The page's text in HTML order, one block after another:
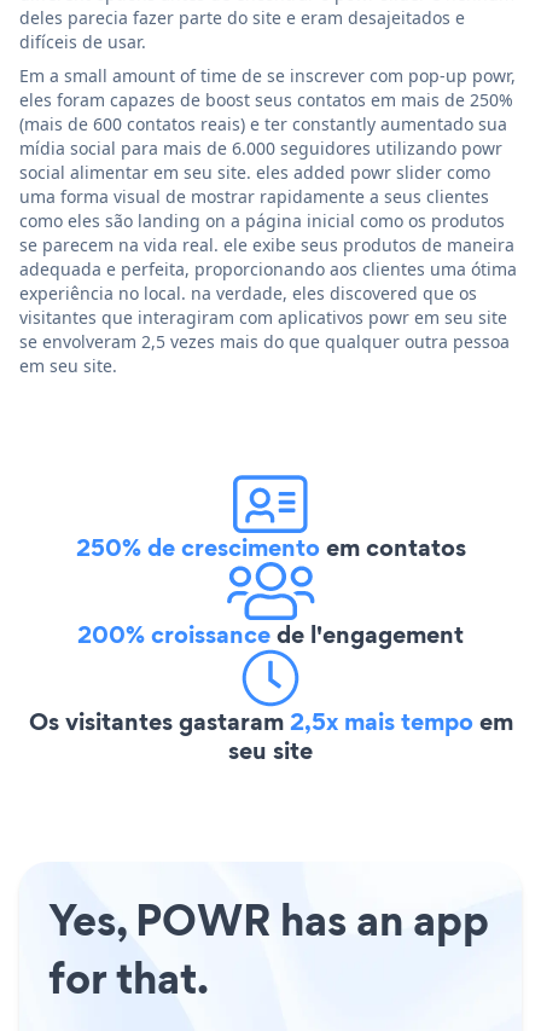
deles parecia fazer parte do site e eram desajeitados e
difíceis de usar.
Em a small amount of time de se inscrever com pop-up powr,
eles foram capazes de boost seus contatos em mais de 250%
(mais de 600 contatos reais) e ter constantly aumentado sua
mídia social para mais de 6.000 seguidores utilizando powr
social alimentar em seu site. eles added powr slider como
uma forma visual de mostrar rapidamente a seus clientes
como eles são landing on a página inicial como os produtos
se parecem na vida real. ele exibe seus produtos de maneira
adequada e perfeita, proporcionando aos clientes uma ótima
experiência no local. na verdade, eles discovered que os
visitantes que interagiram com aplicativos powr em seu site
se envolveram 2,5 vezes mais do que qualquer outra pessoa
em seu site.
250% de crescimentoem contatos
200% croissancede l'engagement
Os visitantes gastaram2,5x mais tempoem
seu site
Yes, POWR has an app
for that.